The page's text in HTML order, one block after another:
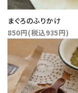
まぐろのふりかけ
850円(税込935円)